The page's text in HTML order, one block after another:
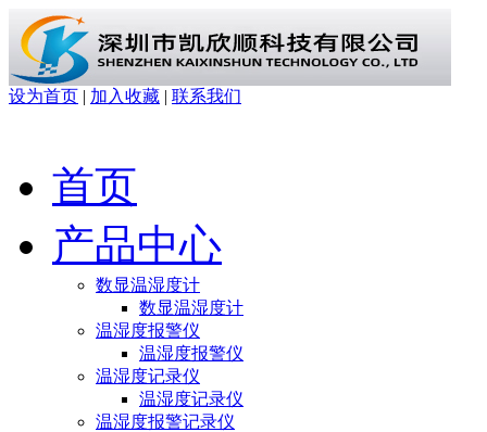
设为首页 | 加入收藏 | 联系我们
首页
产品中心
数显温湿度计
数显温湿度计
温湿度报警仪
温湿度报警仪
温湿度记录仪
温湿度记录仪
温湿度报警记录仪